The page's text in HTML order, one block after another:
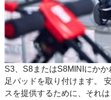
S3、S8またはS8MINIにか
足パッドを取り付けます。
スを提供するために、それ